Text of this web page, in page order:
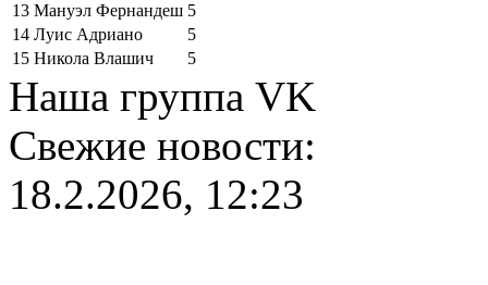
13 Мануэл Фернандеш 5
14 Луис Адриано
5
15 Никола Влашич 5
Наша группа VK
Свежие новости:
18.2.2026, 12:23